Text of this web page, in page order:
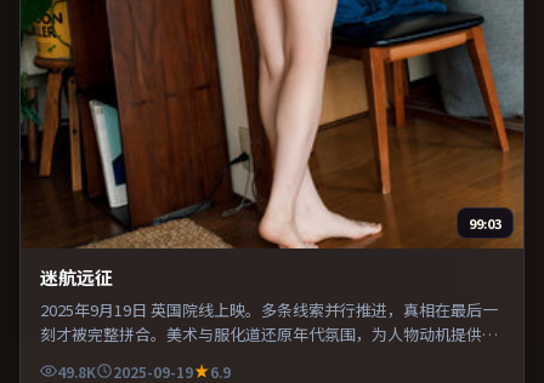
99:03
迷航远征
2025年9月19日 英国院线上映。多条线索并行推进，真相在最后一
刻才被完整拼合。美术与服化道还原年代氛围，为人物动机提供可
信支撑。既有类型片爽感，也保留作者表达，口碑潜力不俗。
49.8K 2025-09-19
6.9